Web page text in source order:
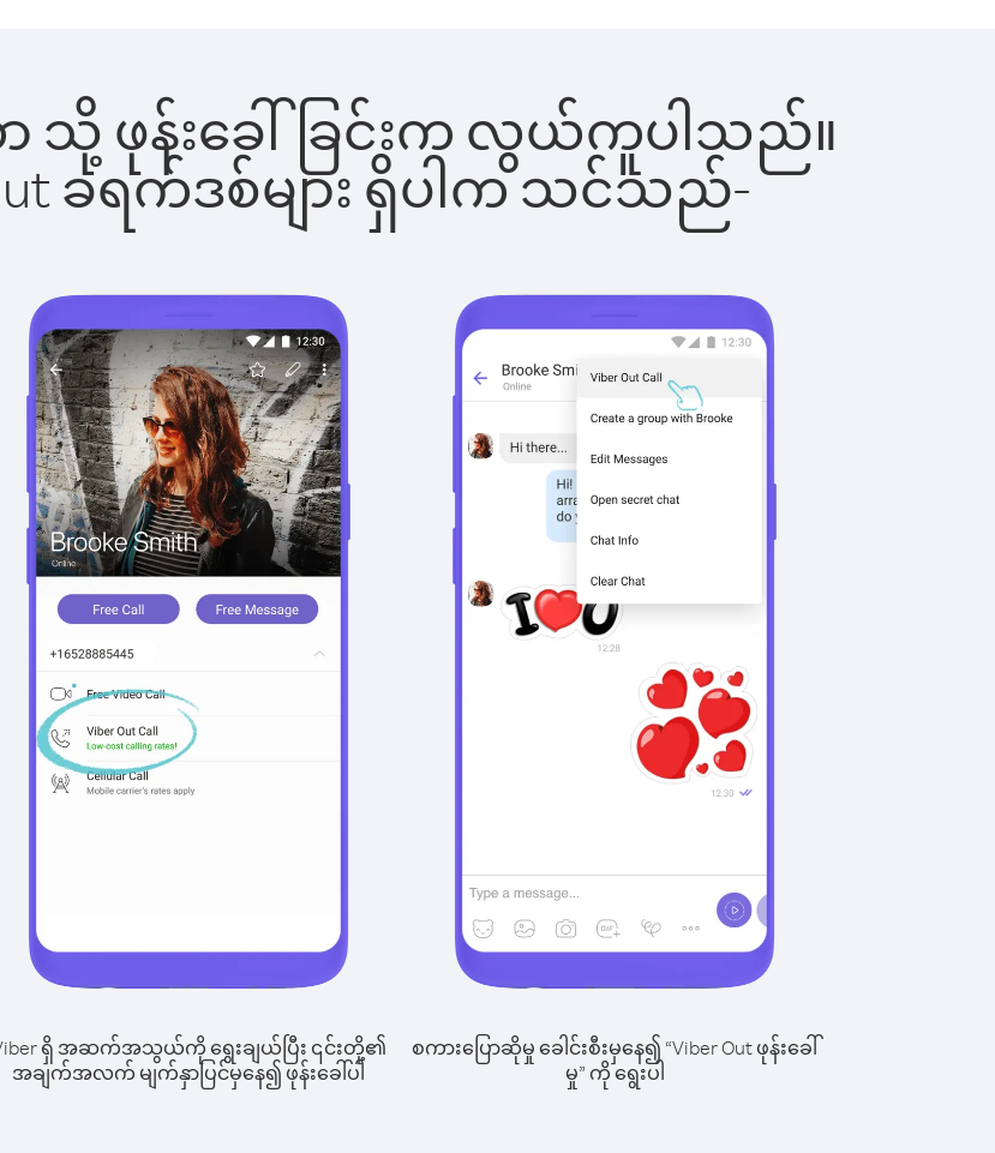
ာ သို့ ဖုန်းခေါ်ခြင်းက လွယ်ကူပါသည်။
ခရက်ဒစ်များ ရှိပါက သင်သည်-
ရှိ အဆက်အသွယ်ကို ရွေးချယ်ပြီး ၎င်းတို့၏
အချက်အလက် မျက်နှာပြင်မှနေ၍ ဖုန်းခေါ်ပါ
စကားပြောဆိုမှု ခေါင်းစီးမှနေ၍ “Viber Out ဖုန်းခေါ်
မှု” ကို ရွေးပါ